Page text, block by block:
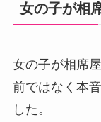
女の子が相
女の子が相席
前ではなく本
した。